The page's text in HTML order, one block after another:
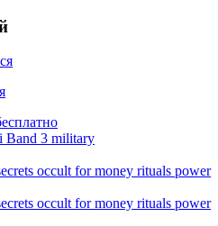
Band 3 military
occult for money rituals power
occult for money rituals power